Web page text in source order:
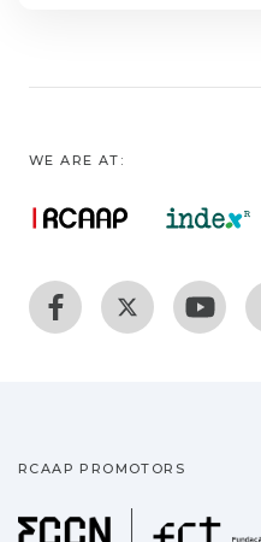
WE ARE AT:
RCAAP PROMOTORS